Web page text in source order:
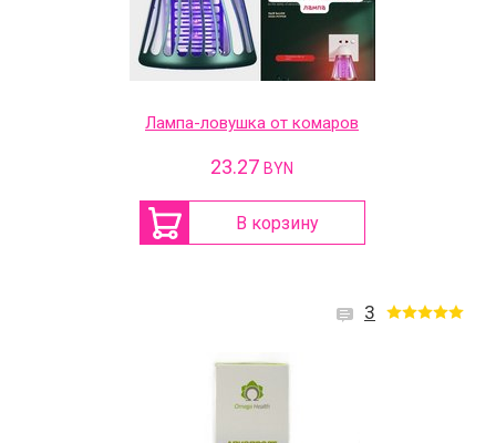
Лампа-ловушка от комаров
23.27 BYN
В корзину
3